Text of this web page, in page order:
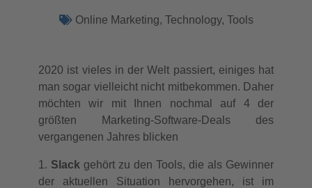
Online Marketing, Technology, Tools
2020 ist vieles in der Welt passiert, einiges hat
man sogar vielleicht nicht mitbekommen. Daher
möchten wir mit Ihnen nochmal auf 4 der
größten Marketing-Software-Deals des
vergangenen Jahres blicken
1. Slack gehört zu den Tools, die als Gewinner
der aktuellen Situation hervorgehen, ist im